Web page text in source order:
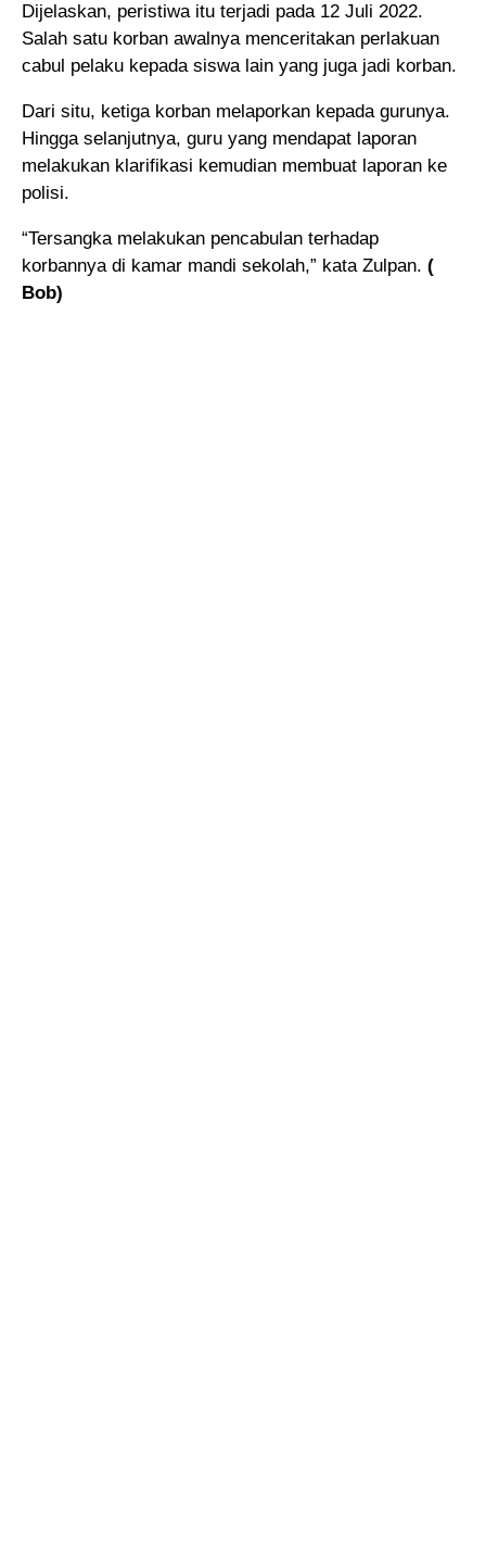
Dijelaskan, peristiwa itu terjadi pada 12 Juli 2022.
Salah satu korban awalnya menceritakan perlakuan
cabul pelaku kepada siswa lain yang juga jadi korban.
Dari situ, ketiga korban melaporkan kepada gurunya.
Hingga selanjutnya, guru yang mendapat laporan
melakukan klarifikasi kemudian membuat laporan ke
polisi.
“Tersangka melakukan pencabulan terhadap
korbannya di kamar mandi sekolah,” kata Zulpan. (
Bob)